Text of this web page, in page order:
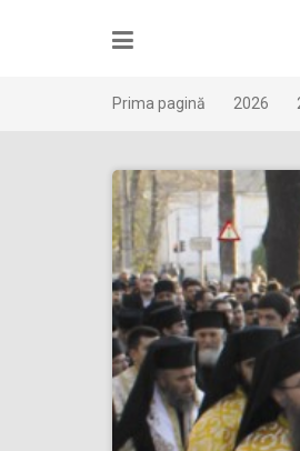
Prima pagină 2026